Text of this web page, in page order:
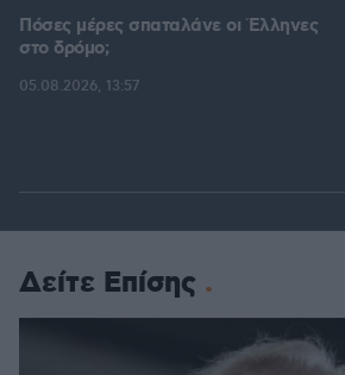
Πόσες μέρες σπαταλάνε οι Έλληνες
στο δρόμο;
05.08.2026, 13:57
Δείτε Επίσης